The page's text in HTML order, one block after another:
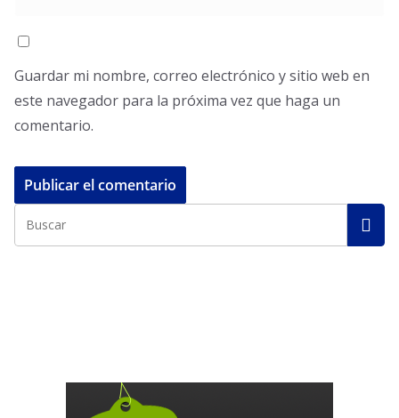
Guardar mi nombre, correo electrónico y sitio web en
este navegador para la próxima vez que haga un
comentario.